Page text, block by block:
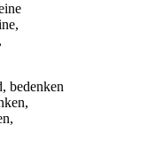
bedenken